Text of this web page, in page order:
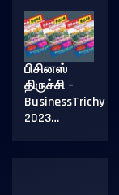
பிசினஸ்
திருச்சி –
BusinessTrichy
2023…